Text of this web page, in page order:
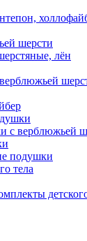
шерсти
лён
с верблюжьей
подушки
тела